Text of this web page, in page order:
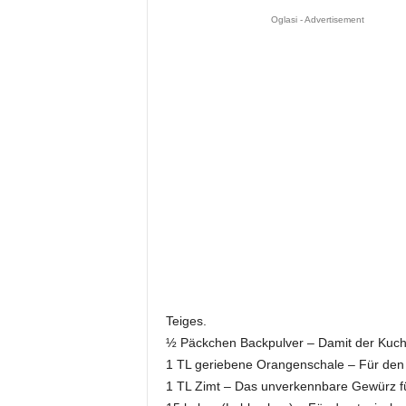
Oglasi - Advertisement
Teiges.
½ Päckchen Backpulver – Damit der
1 TL geriebene Orangenschale – Für
1 TL Zimt – Das unverkennbare Gewürz